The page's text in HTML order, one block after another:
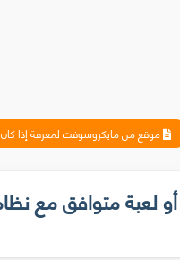
موقع من مايكروسوفت لمعرفة إذا كان أي برنامج أو لعبة متوافق مع نظام تشغيلك قبل
لعبة متوافق مع